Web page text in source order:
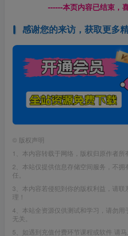
------本页内容已结束，
感谢您的来访，获取更多
© 版权声明
1、本内容转载于网络，版权归原作者所
2、本站仅提供信息存储空间服务，不
任。
3、本内容若侵犯到你的版权利益，请联
理！
4、本站全资源仅供测试和学习，请勿用
无关。
5、如遇到充值付费环节课程或软件 请